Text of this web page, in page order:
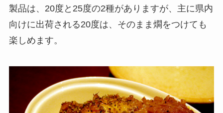
製品は、20度と25度の2種がありますが、主に県内
向けに出荷される20度は、そのまま燗をつけても
楽しめます。